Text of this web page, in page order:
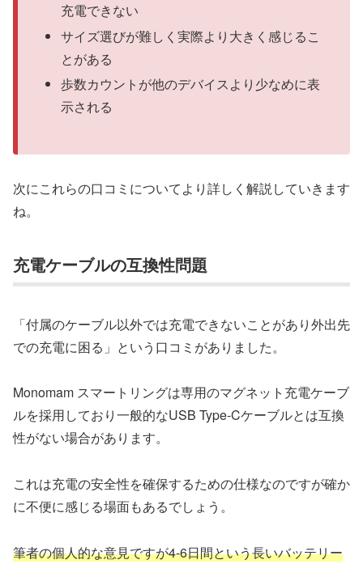
充電できない
サイズ選びが難しく実際より大きく感じるこ
とがある
歩数カウントが他のデバイスより少なめに表
示される
次にこれらの口コミについてより詳しく解説していきます
ね。
充電ケーブルの互換性問題
「付属のケーブル以外では充電できないことがあり外出先
での充電に困る」という口コミがありました。
Monomam スマートリングは専用のマグネット充電ケーブ
ルを採用しており一般的なUSB Type-Cケーブルとは互換
性がない場合があります。
これは充電の安全性を確保するための仕様なのですが確か
に不便に感じる場面もあるでしょう。
筆者の個人的な意見ですが4-6日間という長いバッテリー